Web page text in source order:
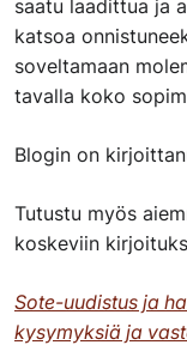
saatu laadittua ja
katsoa
soveltamaan
tavalla koko
Blogin on
Tutustu myös
koskeviin
Sote-uudistus ja
kysymyksiä ja